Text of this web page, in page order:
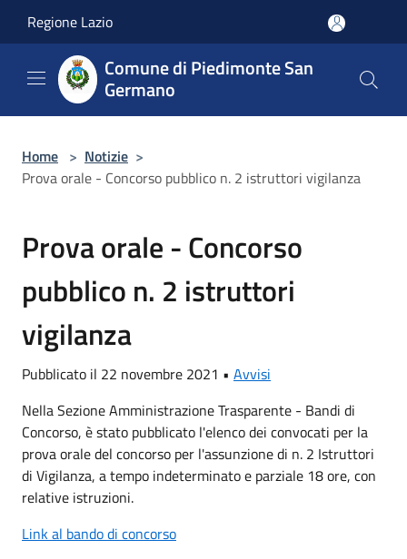
Regione Lazio
Comune di Piedimonte San
Germano
Home > Notizie >
Prova orale - Concorso pubblico n. 2 istruttori vigilanza
Prova orale - Concorso
pubblico n. 2 istruttori
vigilanza
Pubblicato il 22 novembre 2021 • Avvisi
Nella Sezione Amministrazione Trasparente - Bandi di
Concorso, è stato pubblicato l'elenco dei convocati per la
prova orale del concorso per l'assunzione di n. 2 Istruttori
di Vigilanza, a tempo indeterminato e parziale 18 ore, con
relative istruzioni.
Link al bando di concorso